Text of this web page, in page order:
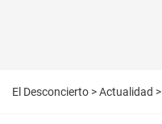
El Desconcierto >Actualidad >